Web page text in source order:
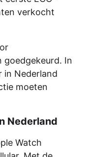
verkocht
goedgekeurd. In
in Nederland
moeten
Nederland
Watch